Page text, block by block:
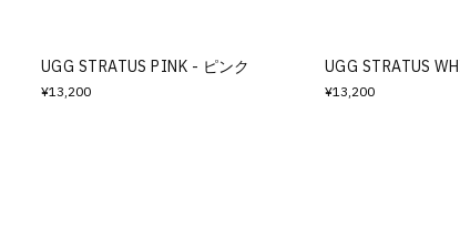
UGG STRATUS PINK - ピンク
¥13,200
UGG STRATUS
¥13,200